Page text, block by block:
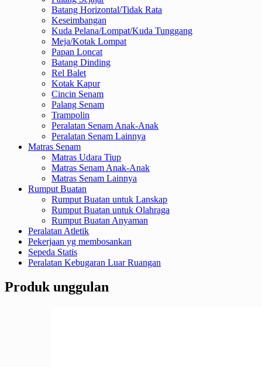
Batang Horizontal/Tidak Rata
Keseimbangan
Kuda Pelana/Lompat/Kuda Tunggang
Meja/Kotak Lompat
Papan Loncat
Batang Dinding
Rel Balet
Kotak Kapur
Cincin Senam
Palang Senam
Trampolin
Peralatan Senam Anak-Anak
Peralatan Senam Lainnya
Matras Senam
Matras Udara Tiup
Matras Senam Anak-Anak
Matras Senam Lainnya
Rumput Buatan
Rumput Buatan untuk Lanskap
Rumput Buatan untuk Olahraga
Rumput Buatan Anyaman
Peralatan Atletik
Pekerjaan yg membosankan
Sepeda Statis
Peralatan Kebugaran Luar Ruangan
Produk unggulan